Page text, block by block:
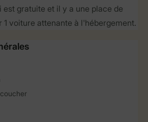
est gratuite et il y a une place de
1 voiture attenante à l'hébergement.